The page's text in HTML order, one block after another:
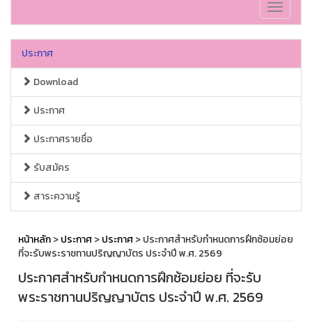
Toggle
ประกาศ
Download
ประกาศ
ประกาศรายชื่อ
รับสมัคร
สาระความรู้
หน้าหลัก>ประกาศ>ประกาศ> ประกาศสำหรับกำหนดการฝึกซ้อมย่อย
ที่จะรับพระราชทานปริญญาบัตร ประจำปี พ.ศ. 2569
ประกาศสำหรับกำหนดการฝึกซ้อมย่อย ที่จะรับ
พระราชทานปริญญาบัตร ประจำปี พ.ศ. 2569